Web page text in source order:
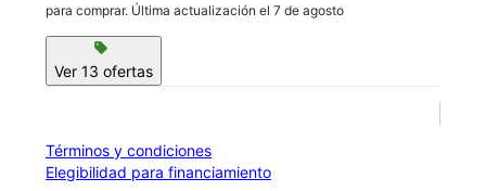
para comprar. Última actualización el 7 de agosto
sell
Ver 13 ofertas
Términos y condiciones
Elegibilidad para financiamiento